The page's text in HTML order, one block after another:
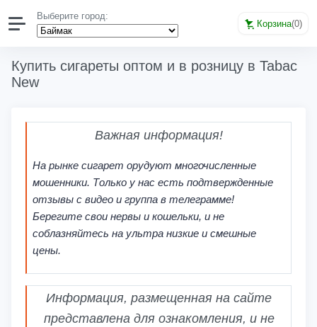
Выберите город:
Корзина(0)
Купить сигареты оптом и в розницу в Tabac
New
Важная информация!
На рынке сигарет орудуют многочисленные
мошенники. Только у нас есть подтвержденные
отзывы с видео и группа в телеграмме!
Берегите свои нервы и кошельки, и не
соблазняйтесь на ультра низкие и смешные
цены.
Информация, размещенная на сайте
представлена для ознакомления, и не